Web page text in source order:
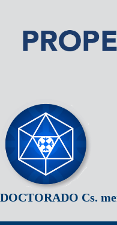
DOCTORADO Cs.